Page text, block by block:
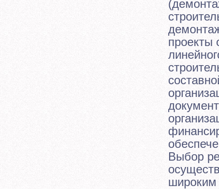
проекты
Выбор
широким